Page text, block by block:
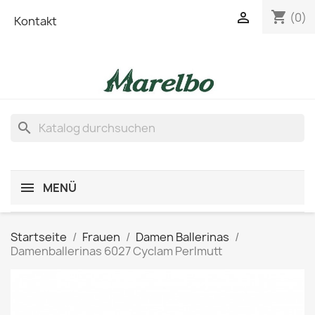
Kontakt shopping_cart (0)

search
MENÜ
Startseite Frauen
Damen Ballerinas
Damenballerinas 6027 Cyclam Perlmutt